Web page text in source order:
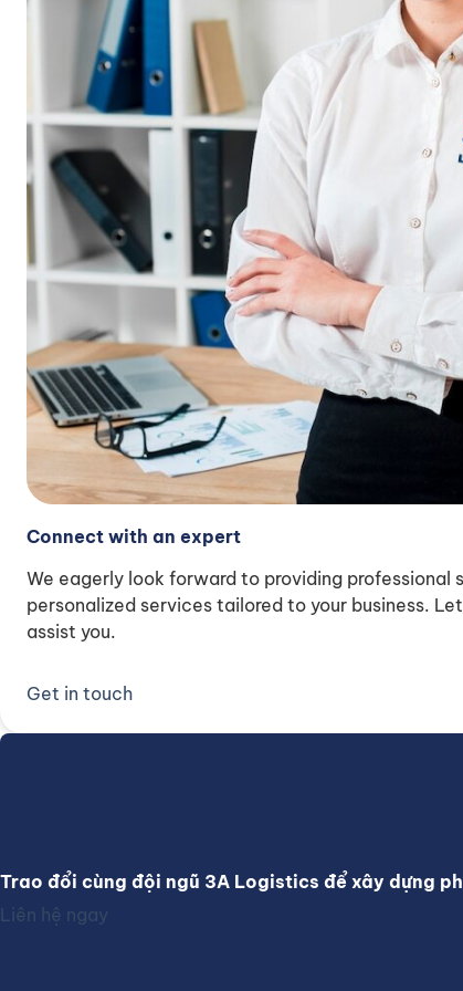
Connect with an expert
We eagerly look forward to providing professional
personalized services tailored to your business.
assist you.
Get in touch
Trao đổi cùng đội ngũ 3A Logistics để xây dựng
Liên hệ ngay